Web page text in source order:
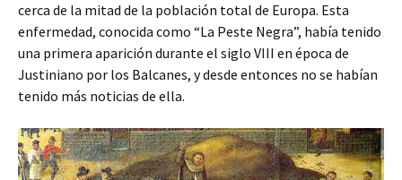
cerca de la mitad de la población total de Europa. Esta
enfermedad, conocida como “La Peste Negra”, había tenido
una primera aparición durante el siglo VIII en época de
Justiniano por los Balcanes, y desde entonces no se habían
tenido más noticias de ella.